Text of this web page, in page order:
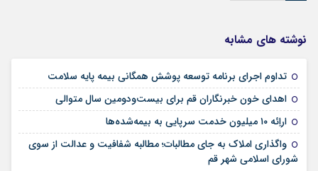
نوشته های مشابه
تداوم اجرای برنامه توسعه پوشش همگانی بیمه پایه سلامت
اهدای خون خبرنگاران قم برای بیست‌ودومین سال متوالی
اراِئه ۱۰ میلیون خدمت سرپایی به بیمه‌شده‌ها
واگذاری املاک به جای مطالبات؛ مطالبه شفافیت و عدالت از سوی
شورای اسلامی شهر قم